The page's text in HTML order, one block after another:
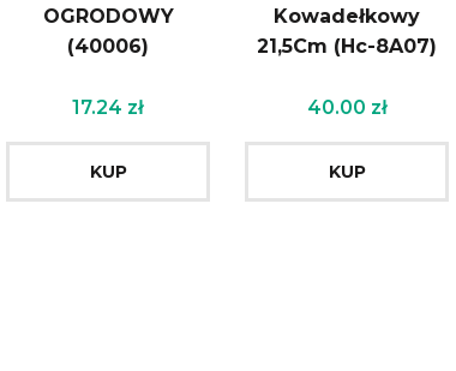
OGRODOWY
(40006)
17.24 zł
KUP
Kowadełkowy
21,5Cm (Hc-8A07)
40.00 zł
KUP